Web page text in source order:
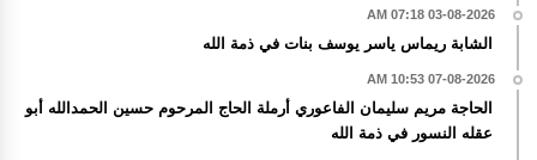
03-08-2026 07:18 AM
الشابة ريماس ياسر يوسف بنات في ذمة الله
07-08-2026 10:53 AM
الحاجة مريم سليمان الفاعوري أرملة الحاج المرحوم حسين الحمدالله أبو
عقله النسور في ذمة الله